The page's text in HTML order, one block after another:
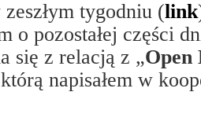
tygodniu (link
o pozostałej części
się z relacją z „Open
napisałem w